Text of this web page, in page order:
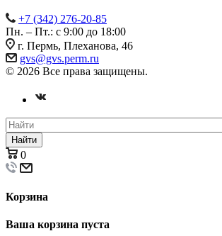
+7 (342) 276-20-85
Пн. – Пт.: с 9:00 до 18:00
г. Пермь, Плеханова, 46
gvs@gvs.perm.ru
© 2026 Все права защищены.
Найти
0
Корзина
Ваша корзина пуста